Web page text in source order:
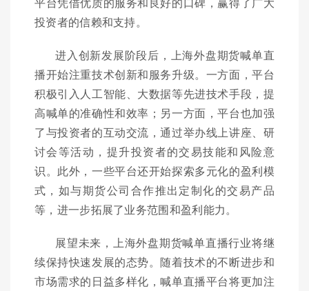
投资者的信赖和支持。
进入创新发展阶段后，上海外盘期货喊单直
播开始注重技术创新和服务升级。一方面，平台
积极引入人工智能、大数据等先进技术手段，提
高喊单的准确性和效率；另一方面，平台也加强
了与投资者的互动交流，通过举办线上讲座、研
讨会等活动，提升投资者的交易技能和风险意
识。此外，一些平台还开始探索多元化的盈利模
式，如与期货公司合作推出定制化的交易产品
等，进一步拓展了业务范围和盈利能力。
展望未来，上海外盘期货喊单直播行业将继
续保持快速发展的态势。随着技术的不断进步和
市场需求的日益多样化，喊单直播平台将更加注